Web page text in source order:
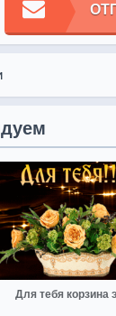
Для тебя корзина